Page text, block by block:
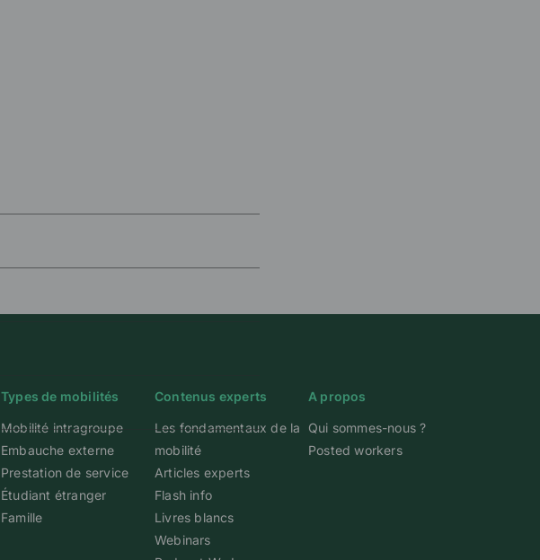
Types de mobilités
Mobilité intragroupe
Embauche externe
Prestation de service
Étudiant étranger
Famille
Contenus experts
Les fondamentaux de la
mobilité
Articles experts
Flash info
Livres blancs
Webinars
A propos
Qui sommes-nous ?
Posted workers